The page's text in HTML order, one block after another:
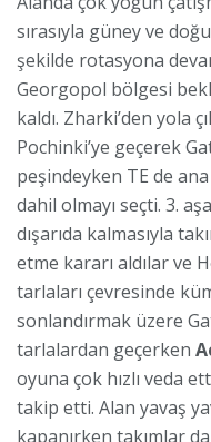
sırasıyla güney ve
şekilde rotasyona
Georgopol bölgesi
kaldı. Zharki’den yola
Pochinki’ye geçerek
peşindeyken TE de ana
dahil olmayı seçti. 3.
dışarıda kalmasıyla
etme kararı aldılar ve
tarlaları çevresinde
sonlandırmak üzere
tarlalardan geçerken
oyuna çok hızlı veda
takip etti. Alan yavaş
kapanırken takımlar da